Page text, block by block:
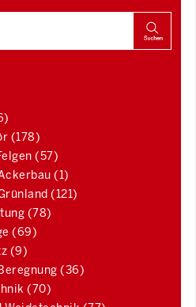
(178)
(57)
(1)
(121)
(78)
(69)
(9)
(36)
(70)